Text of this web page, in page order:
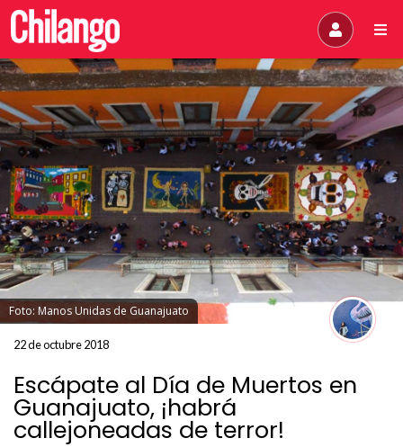
Foto: Manos Unidas de Guanajuato
22 de octubre 2018
Escápate al Día de Muertos en
Guanajuato, ¡habrá
callejoneadas de terror!